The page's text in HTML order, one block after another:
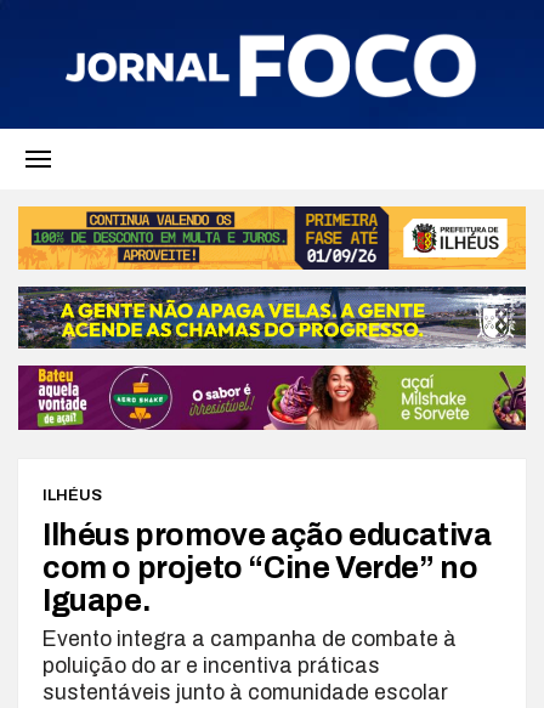
ILHÉUS
Ilhéus promove ação educativa
com o projeto “Cine Verde” no
Iguape.
Evento integra a campanha de combate à
poluição do ar e incentiva práticas
sustentáveis junto à comunidade escolar